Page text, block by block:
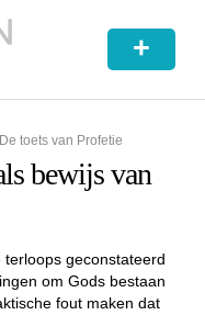
+
De toets van Profetie
bewijs van
geconstateerd
om Gods bestaan
fout maken dat